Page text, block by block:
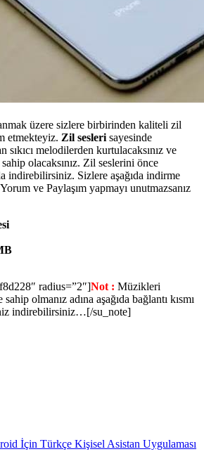
üzere sizlere birbirinden kaliteli zil
etmekteyiz. Zil sesleri sayesinde
sıkıcı melodilerden kurtulacaksınız ve
olacaksınız. Zil seslerini önce
indirebilirsiniz. Sizlere aşağıda indirme
Yorum ve Paylaşım yapmayı unutmazsanız
radius=”2″]Not : Müzikleri
olmanız adına aşağıda bağlantı kısmı
indirebilirsiniz…[/su_note]
İçin Türkçe Kişisel Asistan Uygulaması